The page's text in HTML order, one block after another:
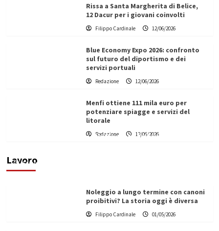
Rissa a Santa Margherita di Belice,
12 Dacur per i giovani coinvolti
Filippo Cardinale 12/06/2026
Blue Economy Expo 2026: confronto
sul futuro del diportismo e dei
servizi portuali
Redazione 12/06/2026
Menfi ottiene 111 mila euro per
potenziare spiagge e servizi del
litorale
Redazione 12/06/2026
Lavoro
Vino in Italia: il giro d’affari contribuisce
Filippo Cardinale
Noleggio a lungo termine con canoni
proibitivi? La storia oggi è diversa
Filippo Cardinale 01/05/2026